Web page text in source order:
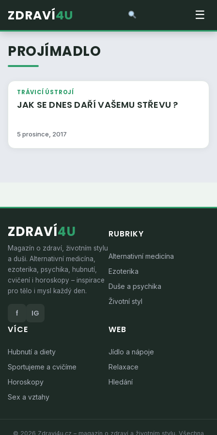
ZDRAVÍ4U ☰
PROJÍMADLO
TRÁVICÍ ÚSTROJÍ
JAK SE DNES DAŘÍ VAŠEMU STŘEVU ?
5 prosince, 2017
ZDRAVÍ4U
Magazín o zdraví, životním stylu
a duši. Alternativní medicína,
ezoterika, psychika, hubnutí,
cvičení i horoskopy – inspirace
pro tělo i mysl každý den.
f IG
RUBRIKY
Alternativní medicína
Ezoterika
Duše a psychika
Životní styl
VÍCE
Hubnutí a diety
Sportujeme a cvičíme
Horoskopy
Sex a vztahy
WEB
Jídlo a nápoje
Relaxace
Hledání
© 2026 Zdravi4u.cz – magazín o zdraví a životním stylu. Všechna